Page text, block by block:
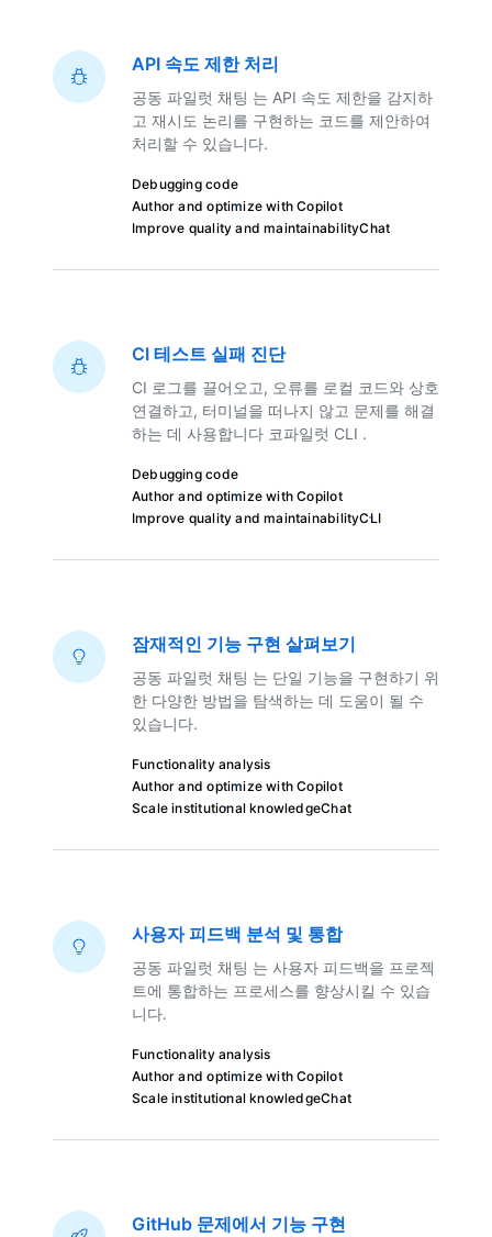
API 속도 제한 처리
공동 파일럿 채팅 는 API 속도 제한을 감지하
고 재시도 논리를 구현하는 코드를 제안하여
처리할 수 있습니다.
Debugging code
Author and optimize with Copilot
Improve quality and maintainabilityChat
CI 테스트 실패 진단
CI 로그를 끌어오고, 오류를 로컬 코드와 상호
연결하고, 터미널을 떠나지 않고 문제를 해결
하는 데 사용합니다 코파일럿 CLI .
Debugging code
Author and optimize with Copilot
Improve quality and maintainabilityCLI
잠재적인 기능 구현 살펴보기
공동 파일럿 채팅 는 단일 기능을 구현하기 위
한 다양한 방법을 탐색하는 데 도움이 될 수
있습니다.
Functionality analysis
Author and optimize with Copilot
Scale institutional knowledgeChat
사용자 피드백 분석 및 통합
공동 파일럿 채팅 는 사용자 피드백을 프로젝
트에 통합하는 프로세스를 향상시킬 수 있습
니다.
Functionality analysis
Author and optimize with Copilot
Scale institutional knowledgeChat
GitHub 문제에서 기능 구현